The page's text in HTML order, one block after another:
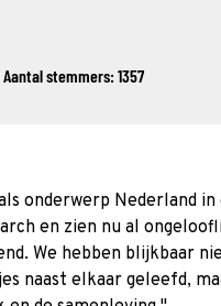
Aantal stemmers: 1357
onderwerp Nederland in
en zien nu al
We hebben blijkbaar
naast elkaar geleefd,